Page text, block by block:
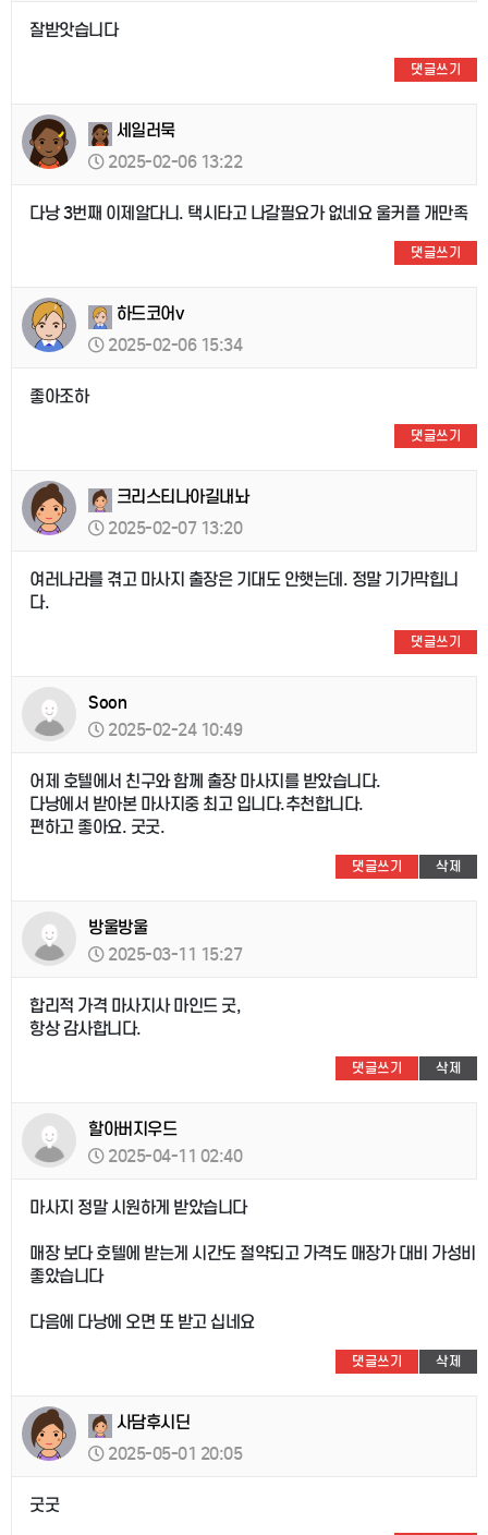
잘받앗습니다
댓글쓰기
세일러묵
2025-02-06 13:22
다낭 3번째 이제알다니. 택시타고 나갈필요가 없네요 울커플 개만족
댓글쓰기
하드코어v
2025-02-06 15:34
좋아조하
댓글쓰기
크리스티나아길내놔
2025-02-07 13:20
여러나라를 겪고 마사지 출장은 기대도 안햇는데. 정말 기가막힙니
다.
댓글쓰기
Soon
2025-02-24 10:49
어제 호텔에서 친구와 함께 출장 마사지를 받았습니다.
다낭에서 받아본 마사지중 최고 입니다.추천합니다.
편하고 좋아요. 굿굿.
댓글쓰기 삭제
방울방울
2025-03-11 15:27
합리적 가격 마사지사 마인드 굿,
항상 감사합니다.
댓글쓰기 삭제
할아버지우드
2025-04-11 02:40
마사지 정말 시원하게 받았습니다
매장 보다 호텔에 받는게 시간도 절약되고 가격도 매장가 대비 가성비
좋았습니다
다음에 다낭에 오면 또 받고 십네요
댓글쓰기 삭제
사담후시딘
2025-05-01 20:05
굿굿